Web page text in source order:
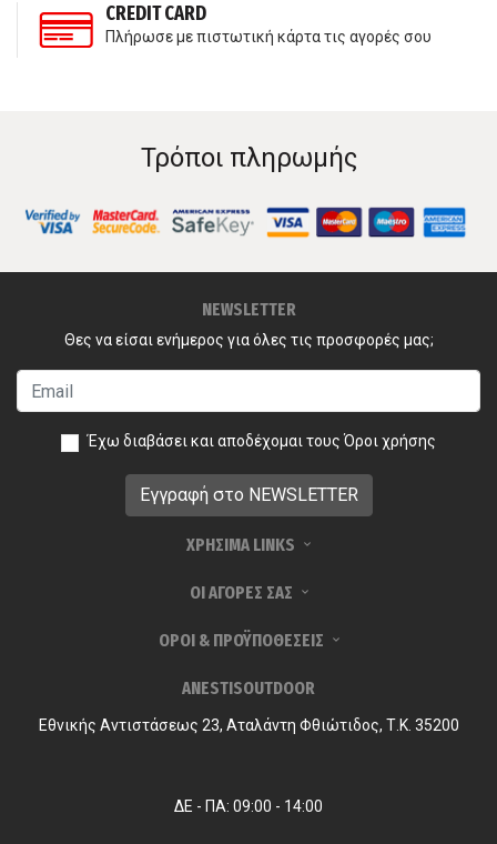
CREDIT CARD
Πλήρωσε με πιστωτική κάρτα τις αγορές σου
Τρόποι πληρωμής
NEWSLETTER
Θες να είσαι ενήμερος για όλες τις προσφορές μας;
Έχω διαβάσει και αποδέχομαι τους Όροι χρήσης
ΧΡΗΣΙΜΑ LINKS
ΟΙ ΑΓΟΡΕΣ ΣΑΣ
ΟΡΟΙ & ΠΡΟΫΠΟΘΕΣΕΙΣ
ANESTISOUTDOOR
Εθνικής Αντιστάσεως 23, Αταλάντη Φθιώτιδος, Τ.Κ. 35200
ΔΕ - ΠΑ: 09:00 - 14:00